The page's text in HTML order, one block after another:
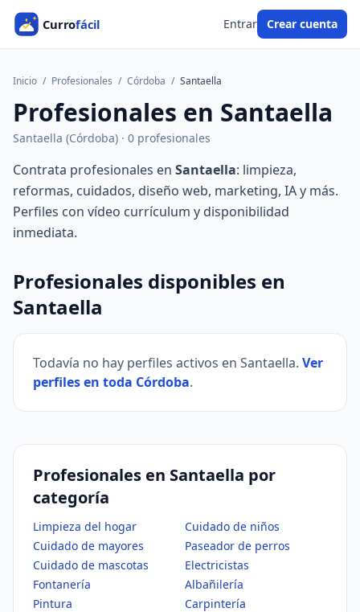
Entrar Crear cuenta
Inicio / Profesionales / Córdoba / Santaella
Profesionales en Santaella
Santaella (Córdoba) · 0 profesionales
Contrata profesionales en Santaella: limpieza,
reformas, cuidados, diseño web, marketing, IA y más.
Perfiles con vídeo currículum y disponibilidad
inmediata.
Profesionales disponibles en
Santaella
Todavía no hay perfiles activos en Santaella. Ver
perfiles en toda Córdoba.
Profesionales en Santaella por
categoría
Limpieza del hogar
Cuidado de niños
Cuidado de mayores
Paseador de perros
Cuidado de mascotas
Electricistas
Fontanería
Albañilería
Pintura
Carpintería